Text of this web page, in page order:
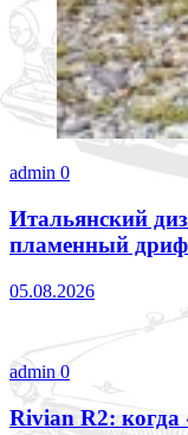
admin 0
Итальянский
пламенный
05.08.2026
admin0
Rivian R2: когда